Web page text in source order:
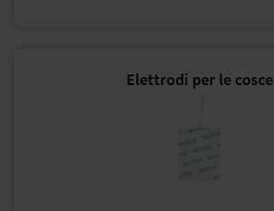
Elettrodi per le cosce